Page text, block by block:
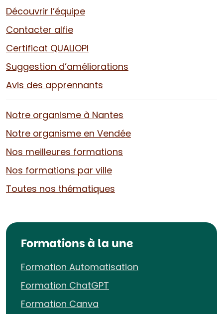
Découvrir l’équipe
Contacter alfie
Certificat QUALIOPI
Suggestion d’améliorations
Avis des apprennants
Notre organisme à Nantes
Notre organisme en Vendée
Nos meilleures formations
Nos formations par ville
Toutes nos thématiques
Formations à la une
Formation Automatisation
Formation ChatGPT
Formation Canva